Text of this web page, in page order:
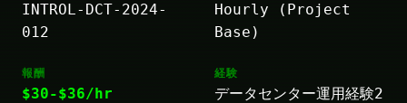
INTROL-DCT-2024-
012
Hourly (Project
Base)
報酬
$30-$36/hr
経験
データセンター運用経験2